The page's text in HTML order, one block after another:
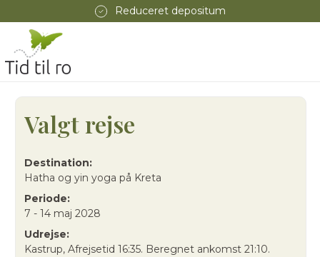
Reduceret depositum
Valgt rejse
Destination:
Hatha og yin yoga på Kreta
Periode:
7 - 14 maj 2028
Udrejse:
Kastrup, Afrejsetid 16:35. Beregnet ankomst 21:10.